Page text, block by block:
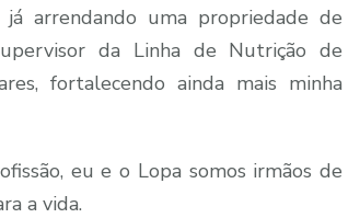
arrendando uma propriedade de
da Linha de Nutrição de
fortalecendo ainda mais minha
eu e o Lopa somos irmãos de
a vida.